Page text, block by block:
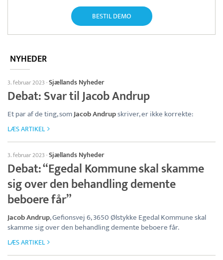
BESTIL DEMO
NYHEDER
3. februar 2023 ·Sjællands Nyheder
Debat: Svar til Jacob Andrup
Et par af de ting, somJacob Andrupskriver, er ikke korrekte:
LÆS ARTIKEL
3. februar 2023 ·Sjællands Nyheder
Debat: “Egedal Kommune skal skamme
sig over den behandling demente
beboere får”
Jacob Andrup, Gefionsvej 6, 3650 Ølstykke Egedal Kommune skal
skamme sig over den behandling demente beboere får.
LÆS ARTIKEL